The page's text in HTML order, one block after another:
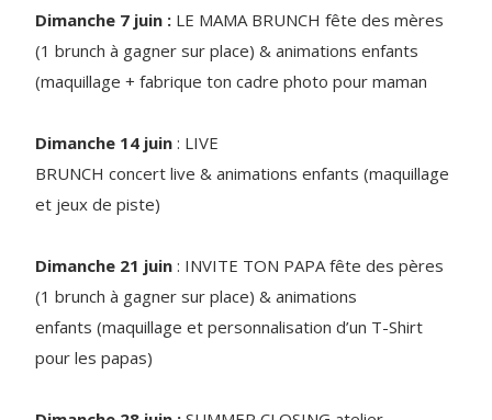
Dimanche 7 juin : LE MAMA BRUNCH fête des mères
(1 brunch à gagner sur place) & animations enfants
(maquillage + fabrique ton cadre photo pour maman
Dimanche 14 juin : LIVE
BRUNCH concert live & animations enfants (maquillage
et jeux de piste)
Dimanche 21 juin : INVITE TON PAPA fête des pères
(1 brunch à gagner sur place) & animations
enfants (maquillage et personnalisation d’un T-Shirt
pour les papas)